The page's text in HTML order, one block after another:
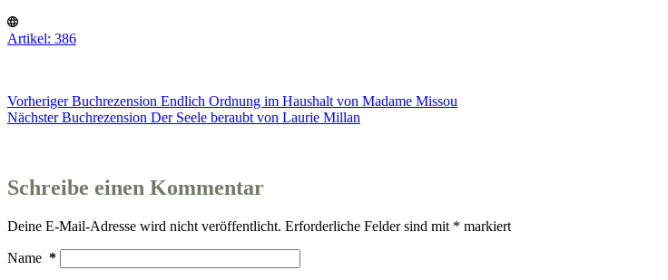
Artikel: 386
VorherigerBuchrezension Endlich Ordnung im Haushalt von Madame Missou
NächsterBuchrezension Der Seele beraubt von Laurie Millan
Schreibe einen Kommentar
Deine E-Mail-Adresse wird nicht veröffentlicht. Erforderliche Felder sind mit * markiert
Name *